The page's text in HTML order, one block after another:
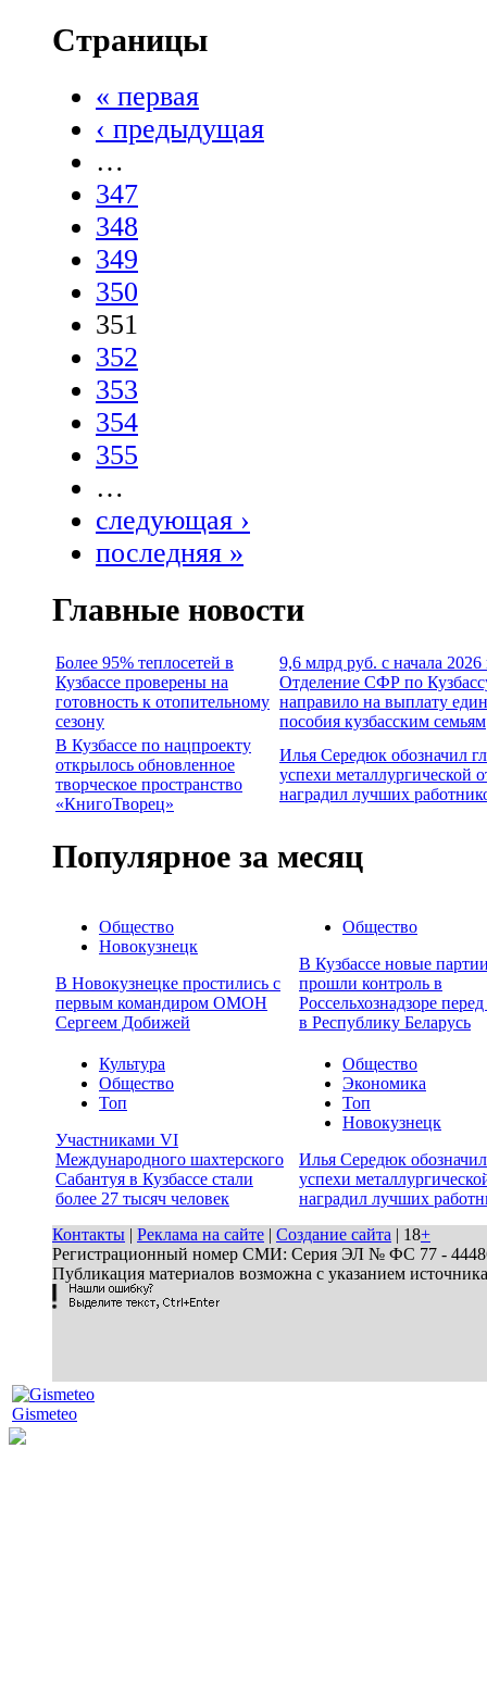
Страницы
« первая
‹ предыдущая
…
347
348
349
350
351
352
353
354
355
…
следующая ›
последняя »
Главные новости
Более 95% теплосетей в
Кузбассе проверены на
готовность к отопительному
сезону
9,6 млрд руб. с начала 2026
Отделение СФР по
направило на выплату
пособия кузбасским семьям
В Кузбассе по нацпроекту
открылось обновленное
творческое пространство
«КнигоТворец»
Илья Середюк обозначил
успехи металлургической
наградил лучших
Популярное за месяц
Общество
Новокузнецк
В Новокузнецке простились с
первым командиром ОМОН
Сергеем Добижей
Общество
В Кузбассе новые
прошли контроль в
Россельхознадзоре
в Республику Беларусь
Культура
Общество
Топ
Участниками VI
Международного шахтерского
Сабантуя в Кузбассе стали
более 27 тысяч человек
Общество
Экономика
Топ
Новокузнецк
Илья Середюк
успехи
наградил лучших
Контакты | Реклама на сайте | Создание сайта | 18+
Регистрационный номер СМИ: Серия ЭЛ № ФС 77 - 44486
Публикация материалов возможна с указанием
Gismeteo